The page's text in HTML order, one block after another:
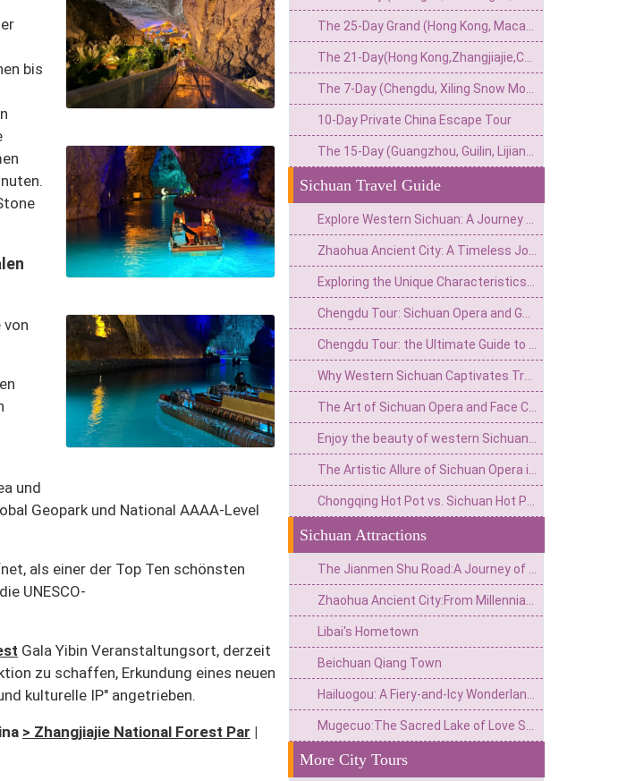
10-Day Private China Escape Tour
Sichuan Travel Guide
Sichuan Attractions
Libai's Hometown
Beichuan Qiang Town
More City Tours
bis
von
und
Geopark und National AAAA-Level
als einer der Top Ten schönsten
UNESCO-
Gala Yibin Veranstaltungsort, derzeit
zu schaffen, Erkundung eines neuen
kulturelle IP" angetrieben.
> Zhangjiajie National Forest Par |